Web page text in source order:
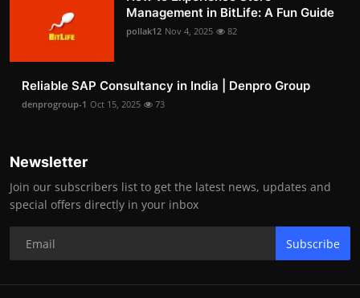
Management in BitLife: A Fun Guide
pollak12 Nov 4, 2025 82
Reliable SAP Consultancy in India | Denpro Group
denprogroup-1 Oct 15, 2025 73
Newsletter
Join our subscribers list to get the latest news, updates and
special offers directly in your inbox
Subscribe